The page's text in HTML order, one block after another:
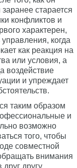
старается
конфликтов и
характерен,
когда
как реакция на
или условия, а
воздействие
и упреждает
таким образом
и
возможно
того, чтобы
совместной
внимания
другу.